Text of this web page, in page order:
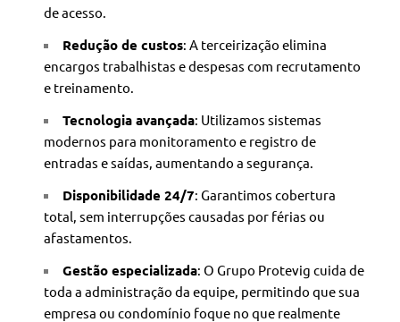
de acesso.
Redução de custos: A terceirização elimina
encargos trabalhistas e despesas com recrutamento
e treinamento.
Tecnologia avançada: Utilizamos sistemas
modernos para monitoramento e registro de
entradas e saídas, aumentando a segurança.
Disponibilidade 24/7: Garantimos cobertura
total, sem interrupções causadas por férias ou
afastamentos.
Gestão especializada: O Grupo Protevig cuida de
toda a administração da equipe, permitindo que sua
empresa ou condomínio foque no que realmente